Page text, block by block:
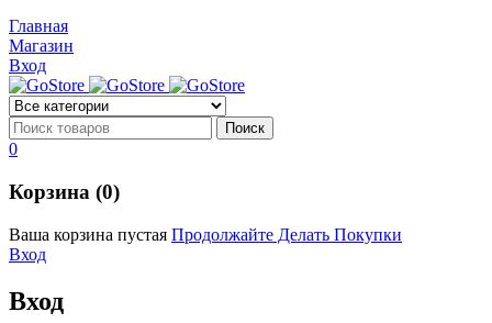
Главная
Магазин
Вход
0
Корзина (0)
Ваша корзина пустая Продолжайте Делать Покупки
Вход
Вход